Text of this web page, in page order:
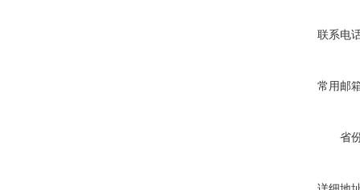
联系电
常用邮
省